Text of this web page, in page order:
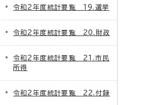
令和2年度統計要覧 19.選挙
令和2年度統計要覧 20.財政
令和2年度統計要覧 21.市民
所得
令和2年度統計要覧 22.付録